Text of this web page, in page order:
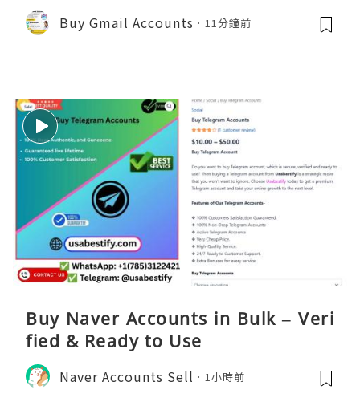
Buy Gmail Accounts 11分鐘前
Buy Naver Accounts in Bulk – Veri
fied & Ready to Use
Naver Accounts Sell 1小時前